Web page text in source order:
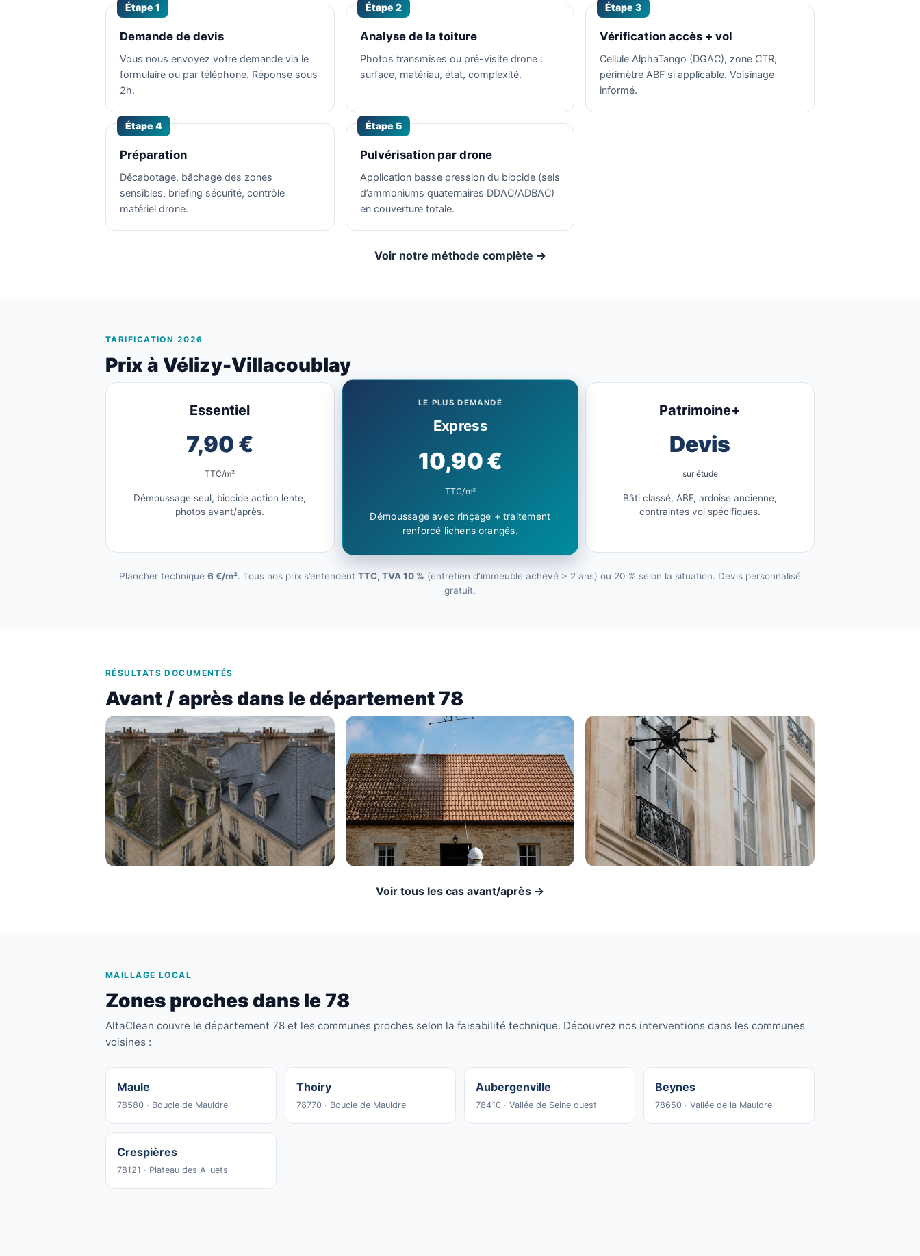
Étape 1
Demande de devis
Vous nous envoyez votre demande via le
formulaire ou par téléphone. Réponse sous
2h.
Étape 2
Analyse de la toiture
Photos transmises ou pré-visite drone :
surface, matériau, état, complexité.
Étape 3
Vérification accès + vol
Cellule AlphaTango (DGAC), zone CTR,
périmètre ABF si applicable. Voisinage
informé.
Étape 4
Préparation
Décabotage, bâchage des zones
sensibles, briefing sécurité, contrôle
matériel drone.
Étape 5
Pulvérisation par drone
Application basse pression du biocide (sels
d’ammoniums quaternaires DDAC/ADBAC)
en couverture totale.
Voir notre méthode complète →
TARIFICATION 2026
Prix à Vélizy-Villacoublay
Essentiel
7,90 €
TTC/m²
Démoussage seul, biocide action lente,
photos avant/après.
LE PLUS DEMANDÉ
Express
10,90 €
TTC/m²
Démoussage avec rinçage + traitement
renforcé lichens orangés.
Patrimoine+
Devis
sur étude
Bâti classé, ABF, ardoise ancienne,
contraintes vol spécifiques.
Plancher technique 6 €/m². Tous nos prix s’entendent TTC, TVA 10 % (entretien d’immeuble achevé > 2 ans) ou 20 % selon la situation. Devis personnalisé
gratuit.
RÉSULTATS DOCUMENTÉS
Avant / après dans le département 78
Voir tous les cas avant/après →
MAILLAGE LOCAL
Zones proches dans le 78
AltaClean couvre le département 78 et les communes proches selon la faisabilité technique. Découvrez nos interventions dans les communes
voisines :
Maule
78580 · Boucle de Mauldre
Thoiry
78770 · Boucle de Mauldre
Aubergenville
78410 · Vallée de Seine ouest
Beynes
78650 · Vallée de la Mauldre
Crespières
78121 · Plateau des Alluets